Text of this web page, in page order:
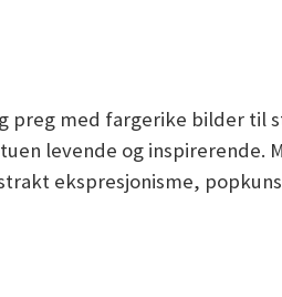
preg med fargerike bilder til
levende og
ekspresjonisme,